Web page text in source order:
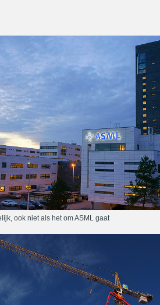
ook niet als het om ASML gaat